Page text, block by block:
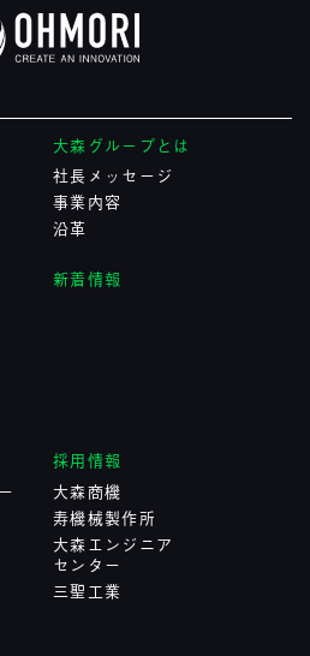
大森グループとは
社長メッセージ
事業内容
沿革
新着情報
採用情報
大森商機
寿機械製作所
大森エンジニア
センター
三聖工業